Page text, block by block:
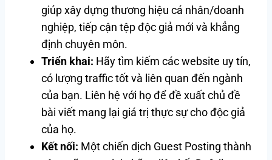
giúp xây dựng thương hiệu cá nhân/doanh
nghiệp, tiếp cận tệp độc giả mới và khẳng
định chuyên môn.
Triển khai: Hãy tìm kiếm các website uy tín,
có lượng traffic tốt và liên quan đến ngành
của bạn. Liên hệ với họ để đề xuất chủ đề
bài viết mang lại giá trị thực sự cho độc giả
của họ.
Kết nối: Một chiến dịch Guest Posting thành